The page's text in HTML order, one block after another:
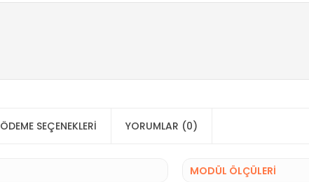
ÖDEME SEÇENEKLERI YORUMLAR (0)
MODÜL ÖLÇÜLERİ